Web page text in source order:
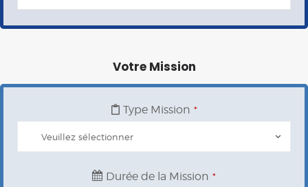
Votre Mission
Type Mission *
Durée de la Mission *